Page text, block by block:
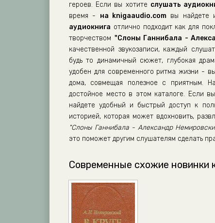
героев. Если вы хотите слушать
время - на knigaaudio.com вы найдете
аудиокнига отлично подходит как для
творчеством "Слоны Ганнибала -
качественной звукозаписи, каждый
будь то динамичный сюжет, глубокая
удобен для современного ритма жизни -
дома, совмещая полезное с приятным.
достойное место в этом каталоге. Если
найдете удобный и быстрый доступ к
историей, которая может вдохновить,
"Слоны Ганнибала - Александр
это поможет другим слушателям сделать
Современные схожие новинки